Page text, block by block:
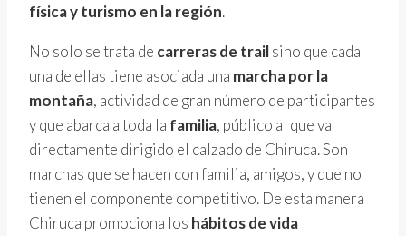
física y turismo en la región.
No solo se trata de carreras de trailsino que cada
una de ellas tiene asociada una marcha por la
montaña, actividad de gran número de participantes
y que abarca a toda la familia, público al que va
directamente dirigido el calzado de Chiruca. Son
marchas que se hacen con familia, amigos, y que no
tienen el componente competitivo. De esta manera
Chiruca promociona los hábitosde vida